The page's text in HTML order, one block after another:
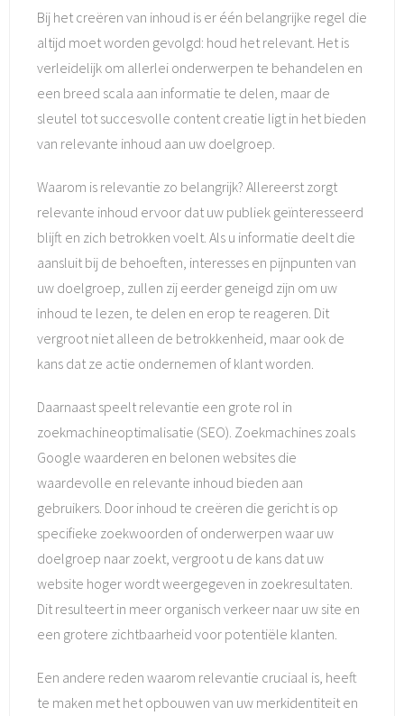
Bij het creëren van inhoud is er één belangrijke regel die
altijd moet worden gevolgd: houd het relevant. Het is
verleidelijk om allerlei onderwerpen te behandelen en
een breed scala aan informatie te delen, maar de
sleutel tot succesvolle content creatie ligt in het bieden
van relevante inhoud aan uw doelgroep.
Waarom is relevantie zo belangrijk? Allereerst zorgt
relevante inhoud ervoor dat uw publiek geïnteresseerd
blijft en zich betrokken voelt. Als u informatie deelt die
aansluit bij de behoeften, interesses en pijnpunten van
uw doelgroep, zullen zij eerder geneigd zijn om uw
inhoud te lezen, te delen en erop te reageren. Dit
vergroot niet alleen de betrokkenheid, maar ook de
kans dat ze actie ondernemen of klant worden.
Daarnaast speelt relevantie een grote rol in
zoekmachineoptimalisatie (SEO). Zoekmachines zoals
Google waarderen en belonen websites die
waardevolle en relevante inhoud bieden aan
gebruikers. Door inhoud te creëren die gericht is op
specifieke zoekwoorden of onderwerpen waar uw
doelgroep naar zoekt, vergroot u de kans dat uw
website hoger wordt weergegeven in zoekresultaten.
Dit resulteert in meer organisch verkeer naar uw site en
een grotere zichtbaarheid voor potentiële klanten.
Een andere reden waarom relevantie cruciaal is, heeft
te maken met het opbouwen van uw merkidentiteit en